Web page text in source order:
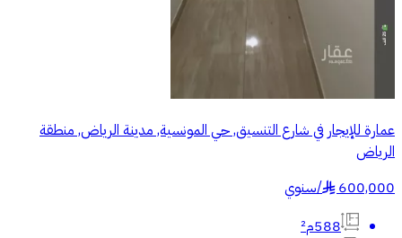
عمارة للإيجار في شارع التنسيق, حي المونسية, مدينة الرياض, منطقة
الرياض
600,000
§
/سنوي
588م²